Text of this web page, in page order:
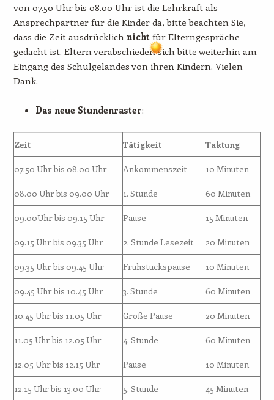
von 07.50 Uhr bis 08.00 Uhr ist die Lehrkraft als
Ansprechpartner für die Kinder da, bitte beachten Sie,
dass die Zeit ausdrücklich nichtfür Elterngespräche
gedacht ist. Eltern verabschieden sich bitte weiterhin am
Eingang des Schulgeländes von ihren Kindern. Vielen
Dank.
Das neue Stundenraster:
Zeit Tätigkeit Taktung
07.50 Uhr bis 08.00 Uhr Ankommenszeit 10 Minuten
08.00 Uhr bis 09.00 Uhr 1. Stunde 60 Minuten
09.00Uhr bis 09.15 Uhr Pause 15 Minuten
09.15 Uhr bis 09.35 Uhr 2. Stunde Lesezeit 20 Minuten
09.35 Uhr bis 09.45 Uhr Frühstückspause 10 Minuten
09.45 Uhr bis 10.45 Uhr 3. Stunde 60 Minuten
10.45 Uhr bis 11.05 Uhr Große Pause 20 Minuten
11.05 Uhr bis 12.05 Uhr 4. Stunde 60 Minuten
12.05 Uhr bis 12.15 Uhr Pause 10 Minuten
12.15 Uhr bis 13.00 Uhr 5. Stunde 45 Minuten